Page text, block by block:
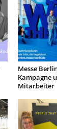
Messe
Kampagne
Mitarbeiter